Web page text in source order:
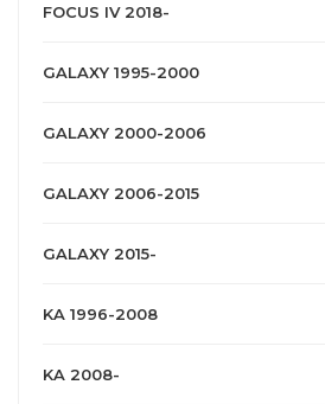
FOCUS IV 2018-
GALAXY 1995-2000
GALAXY 2000-2006
GALAXY 2006-2015
GALAXY 2015-
KA 1996-2008
KA 2008-